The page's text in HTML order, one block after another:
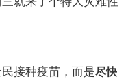
接种疫苗，而是尽快